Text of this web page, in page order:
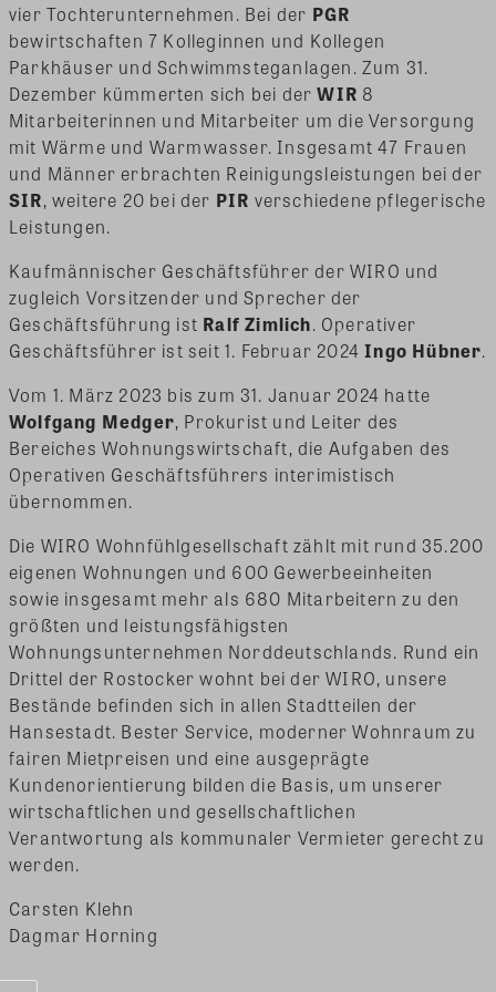
vier Tochterunternehmen. Bei der PGR
bewirtschaften 7 Kolleginnen und Kollegen
Parkhäuser und Schwimmsteganlagen. Zum 31.
Dezember kümmerten sich bei derWIR 8
Mitarbeiterinnen und Mitarbeiter um die Versorgung
mit Wärme und Warmwasser. Insgesamt 47 Frauen
und Männer erbrachten Reinigungsleistungen bei der
SIR, weitere 20 bei der PIR verschiedene pflegerische
Leistungen.
Kaufmännischer Geschäftsführer der WIRO und
zugleich Vorsitzender und Sprecher der
Geschäftsführung ist Ralf Zimlich. Operativer
Geschäftsführer ist seit 1. Februar 2024Ingo Hübner.
Vom 1. März 2023 bis zum 31. Januar 2024 hatte
Wolfgang Medger, Prokurist und Leiter des
Bereiches Wohnungswirtschaft, die Aufgaben des
Operativen Geschäftsführers interimistisch
übernommen.
Die WIRO Wohnfühlgesellschaft zählt mit rund 35.200
eigenen Wohnungen und 600 Gewerbeeinheiten
sowie insgesamt mehr als 680 Mitarbeitern zu den
größten und leistungsfähigsten
Wohnungsunternehmen Norddeutschlands. Rund ein
Drittel der Rostocker wohnt bei der WIRO, unsere
Bestände befinden sich in allen Stadtteilen der
Hansestadt. Bester Service, moderner Wohnraum zu
fairen Mietpreisen und eine ausgeprägte
Kundenorientierung bilden die Basis, um unserer
wirtschaftlichen und gesellschaftlichen
Verantwortung als kommunaler Vermieter gerecht zu
werden.
Carsten Klehn
Dagmar Horning